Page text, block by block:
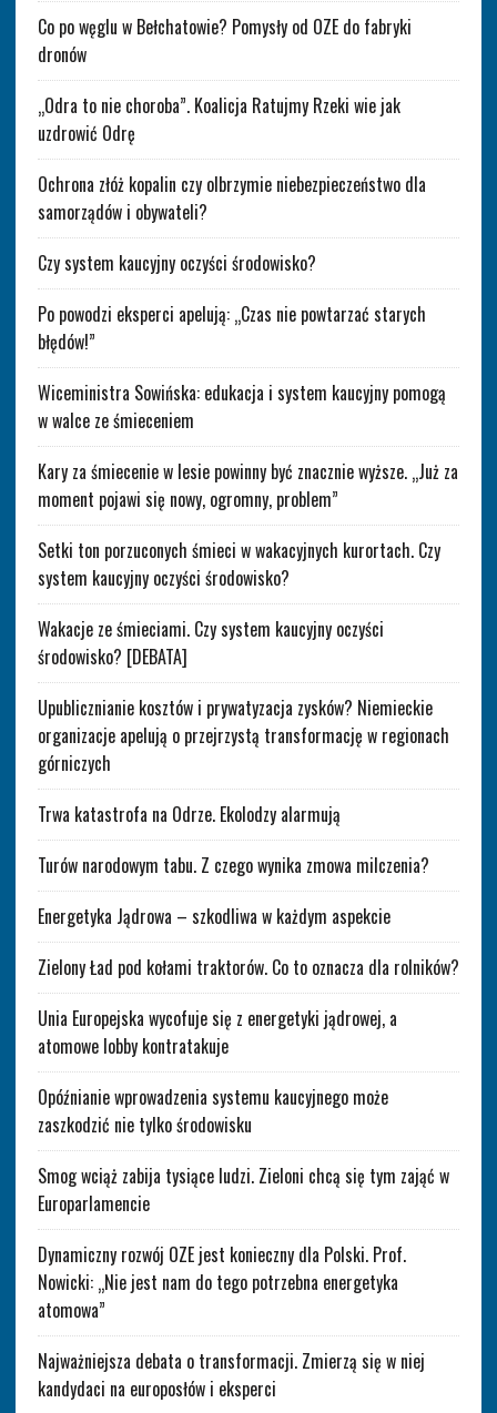
Co po węglu w Bełchatowie? Pomysły od OZE do fabryki
dronów
„Odra to nie choroba”. Koalicja Ratujmy Rzeki wie jak
uzdrowić Odrę
Ochrona złóż kopalin czy olbrzymie niebezpieczeństwo dla
samorządów i obywateli?
Czy system kaucyjny oczyści środowisko?
Po powodzi eksperci apelują: „Czas nie powtarzać starych
błędów!”
Wiceministra Sowińska: edukacja i system kaucyjny pomogą
w walce ze śmieceniem
Kary za śmiecenie w lesie powinny być znacznie wyższe. „Już za
moment pojawi się nowy, ogromny, problem”
Setki ton porzuconych śmieci w wakacyjnych kurortach. Czy
system kaucyjny oczyści środowisko?
Wakacje ze śmieciami. Czy system kaucyjny oczyści
środowisko? [DEBATA]
Upublicznianie kosztów i prywatyzacja zysków? Niemieckie
organizacje apelują o przejrzystą transformację w regionach
górniczych
Trwa katastrofa na Odrze. Ekolodzy alarmują
Turów narodowym tabu. Z czego wynika zmowa milczenia?
Energetyka Jądrowa – szkodliwa w każdym aspekcie
Zielony Ład pod kołami traktorów. Co to oznacza dla rolników?
Unia Europejska wycofuje się z energetyki jądrowej, a
atomowe lobby kontratakuje
Opóźnianie wprowadzenia systemu kaucyjnego może
zaszkodzić nie tylko środowisku
Smog wciąż zabija tysiące ludzi. Zieloni chcą się tym zająć w
Europarlamencie
Dynamiczny rozwój OZE jest konieczny dla Polski. Prof.
Nowicki: „Nie jest nam do tego potrzebna energetyka
atomowa”
Najważniejsza debata o transformacji. Zmierzą się w niej
kandydaci na europosłów i eksperci